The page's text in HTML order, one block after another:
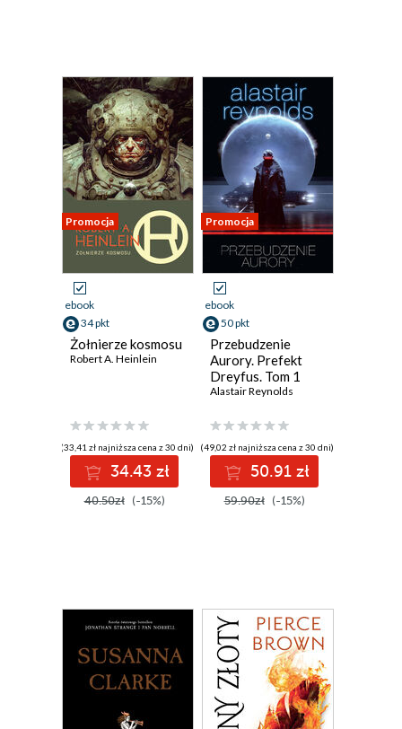
Promocja
ebook
34 pkt
Żołnierze kosmosu
Robert A. Heinlein
(33,41 zł najniższa cena z 30 dni)
34.43 zł
40.50zł (-15%)
Promocja
ebook
50 pkt
Przebudzenie
Aurory. Prefekt
Dreyfus. Tom 1
Alastair Reynolds
(49,02 zł najniższa cena z 30 dni)
50.91 zł
59.90zł (-15%)